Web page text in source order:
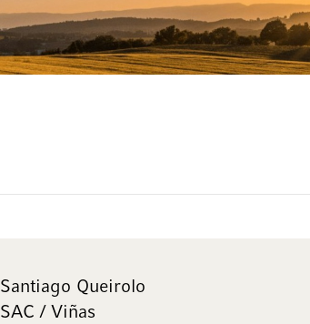
Santiago Queirolo
SAC / Viñas